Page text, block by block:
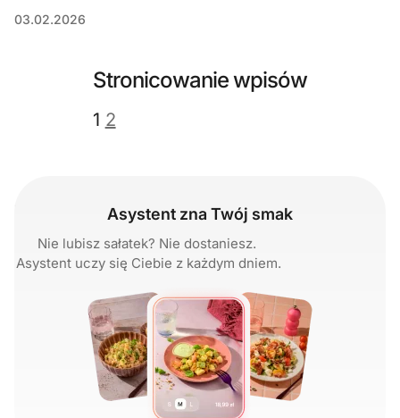
03.02.2026
Stronicowanie wpisów
1 2
Asystent zna Twój smak
Nie lubisz sałatek? Nie dostaniesz.
Asystent uczy się Ciebie z każdym dniem.